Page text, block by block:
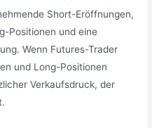
Short-Eröffnungen,
Positionen und eine
Wenn Futures-Trader
und Long-Positionen
Verkaufsdruck, der